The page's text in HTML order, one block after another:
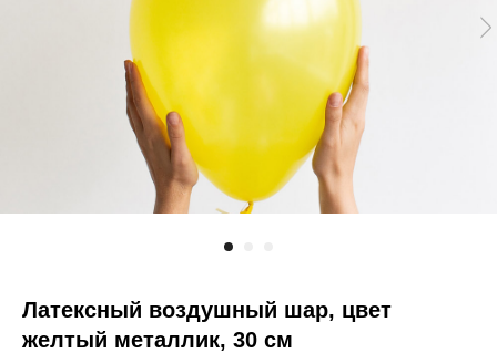
Латексный воздушный шар, цвет
желтый металлик, 30 см